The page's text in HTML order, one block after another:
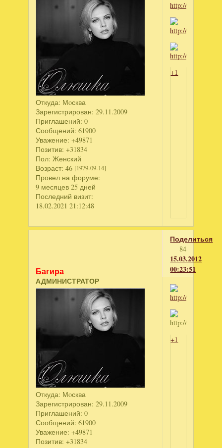
Откуда: Мoсква
Зарегистрирован: 29.11.2009
Приглашений: 0
Сообщений: 61900
Уважение: +49871
Позитив: +31834
Пол: Женский
Возраст: 46 [1979-09-14]
Провел на форуме:
9 месяцев 25 дней
Последний визит:
18.02.2021 21:12:48
+1
Поделиться
84
15.03.2012
00:23:51
Багира
АДМИНИСТРАТОР
Откуда: Мoсква
Зарегистрирован: 29.11.2009
Приглашений: 0
Сообщений: 61900
Уважение: +49871
Позитив: +31834
+1